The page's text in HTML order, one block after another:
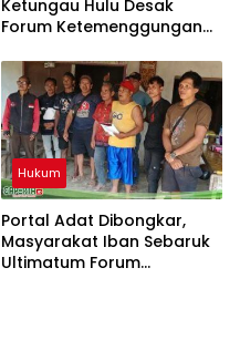
Ketungau Hulu Desak
Forum Ketemenggungan
Dugaan Pembongkaran
Portal Adat
Hukum
Portal Adat Dibongkar,
Masyarakat Iban Sebaruk
Ultimatum Forum